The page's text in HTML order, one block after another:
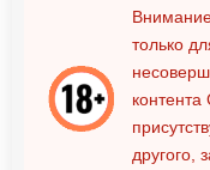
только
контента
другого,